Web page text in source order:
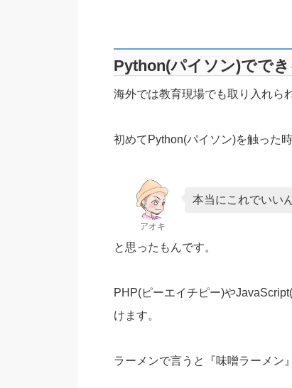
Python(パイソン)でで
海外では教育現場でも取り入れら
初めてPython(パイソン)を触った
アオキ
本当にこれでいい
と思ったもんです。
PHP(ピーエイチピー)や
けます。
ラーメンで言うと『味噌ラーメン